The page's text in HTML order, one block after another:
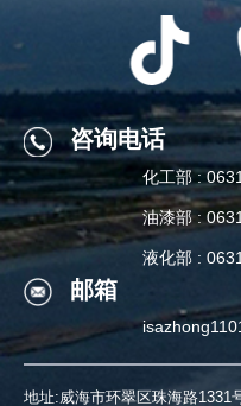
关注我们
咨询电话
化
油
液化
咨询电话
化工部 :
油漆部 :
液化部 :
邮箱
地址:威海市环翠区珠海路1331